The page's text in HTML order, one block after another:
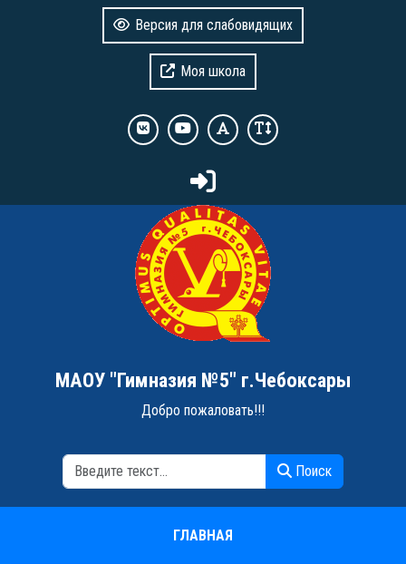
Версия для слабовидящих
Моя школа
МАОУ "Гимназия №5" г.Чебоксары
Добро пожаловать!!!
Поиск
ГЛАВНАЯ